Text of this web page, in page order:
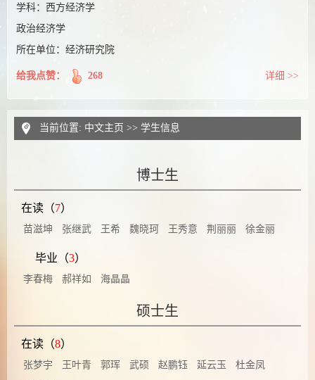
学科：西方经济学
政治经济学
所在单位：经济研究院
给我点赞： 268 详细 >>
当前位置: 中文主页 >> 学生信息
博士生
在读（7）
苗滋坤 张继武 王希 魏晓珂 王秀意 荆丽丽 徐金丽
毕业（3）
李春梅 郝祥如 海晶晶
硕士生
在读（8）
张梦宇 王叶青 郭珲 武硕 赵鹏钰 延云玉
杜金凤